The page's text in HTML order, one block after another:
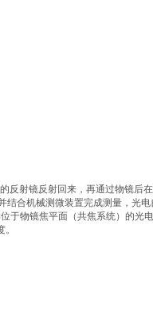
反射镜反射回来，再通过物镜后
合机械测微装置完成测量，光
于物镜焦平面（共焦系统）的光